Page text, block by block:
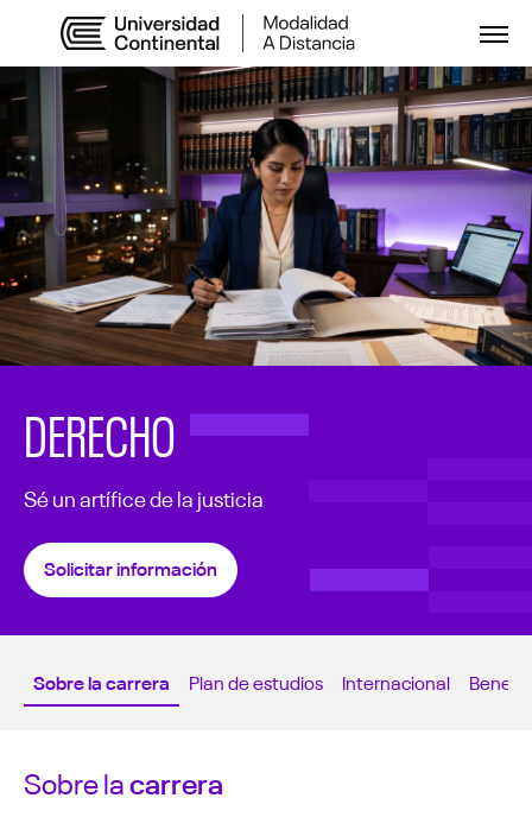
DERECHO
Sé un artífice de la justicia
Solicitar información
Sobre la carrera Plan de estudios Internacional
Sobre lacarrera